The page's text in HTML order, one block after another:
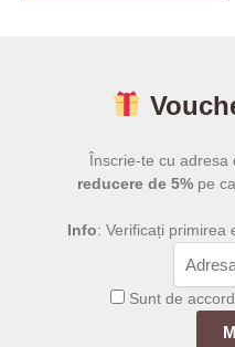
Înscrie-te cu adresa
reducere de 5% pe
Info: Verificați primirea
Sunt de